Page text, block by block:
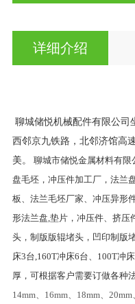
详细介绍
聊城储悦机械配件有限公司
西邻京九铁路，北邻济馆高
美。
聊城市储悦金属材料有
盘毛坯，冲压件加工厂，法兰
板、法兰毛坯厂家、冲压异形
形法兰盘,垫片，冲压件、挤压
头，制版版辊堵头，凹印制版
床3台,160T冲床6台、100T冲
厚，可根据客户需要订做各种
14mm、16mm、18mm、